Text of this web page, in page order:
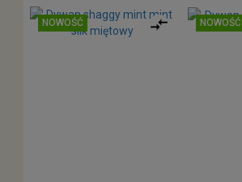
NOWOŚĆ NOWOŚĆ